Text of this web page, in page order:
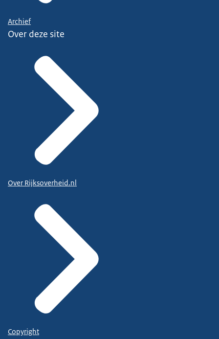
Archief
Over deze site
Over Rijksoverheid.nl
Copyright